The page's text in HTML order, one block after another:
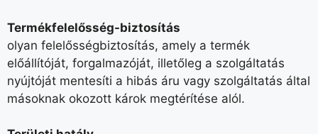
Termékfelelősség-biztosítás
olyan felelősségbiztosítás, amely a termék
előállítóját, forgalmazóját, illetőleg a szolgáltatás
nyújtóját mentesíti a hibás áru vagy szolgáltatás által
másoknak okozott károk megtérítése alól.